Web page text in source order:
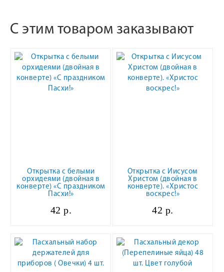
С этим товаром заказывают
Открытка с белыми
орхидеями (двойная в
конверте) «С праздником
Пасхи!»
42 р.
Открытка с Иисусом
Христом (двойная в
конверте). «Христос
воскрес!»
42 р.